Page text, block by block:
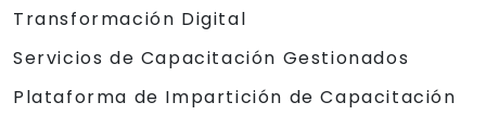
Transformación Digital
Servicios de Capacitación Gestionados
Plataforma de Impartición de Capacitación